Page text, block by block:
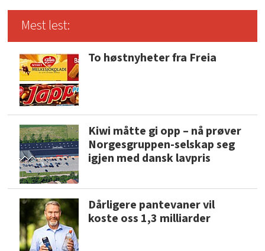
Mest lest:
To høstnyheter fra Freia
Kiwi måtte gi opp – nå prøver
Norgesgruppen-selskap seg
igjen med dansk lavpris
Dårligere pantevaner vil
koste oss 1,3 milliarder